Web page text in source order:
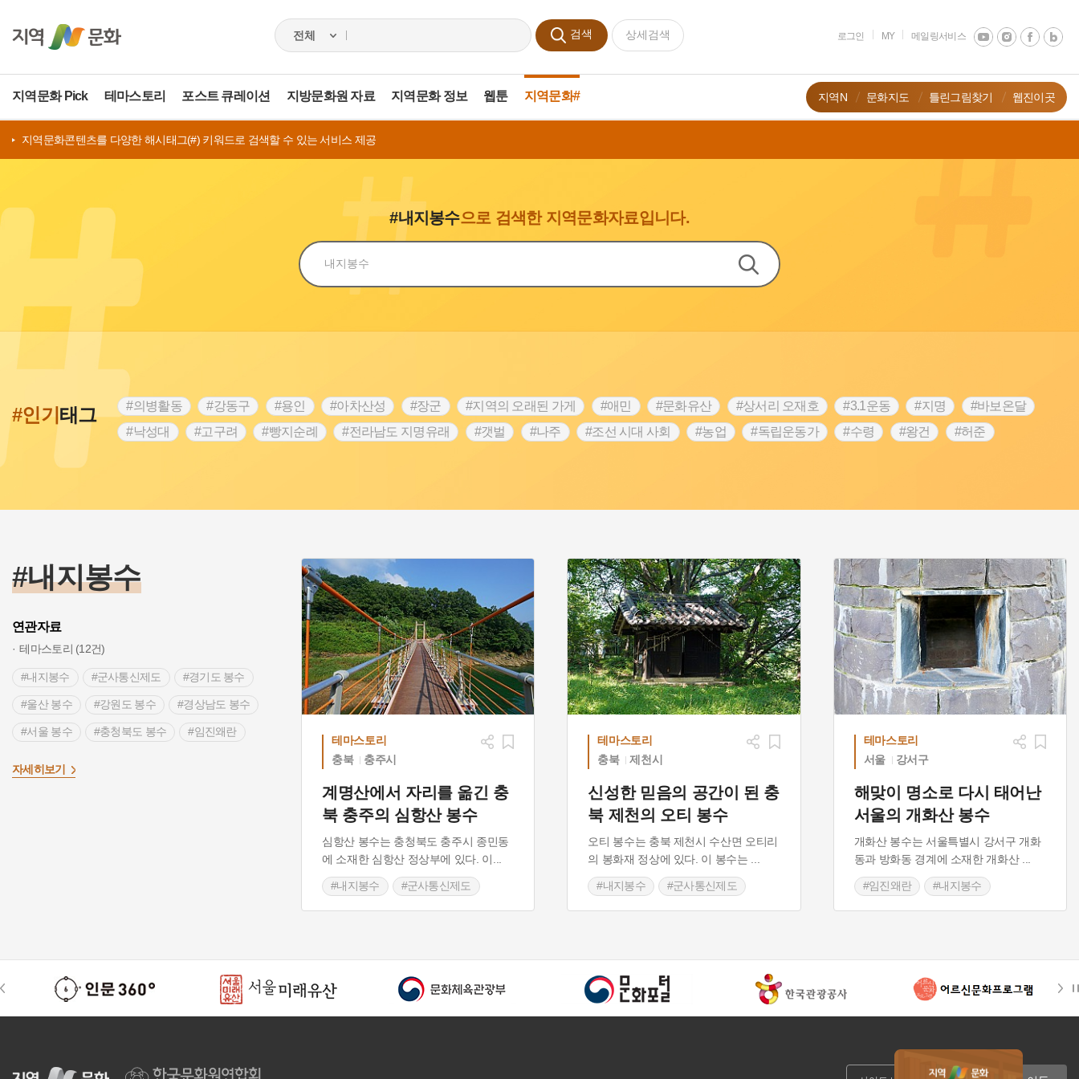
검색 상세검색 로그인 MY 메일링서비스
지역문화 Pick 테마스토리 포스트 큐레이션 지방문화원 자료 지역문화 정보 웹툰 지역문화# 지역N 문화지도 틀린그림찾기 웹진이곳
지역문화콘텐츠를 다양한 해시태그(#) 키워드로 검색할 수 있는 서비스 제공
#내지봉수으로 검색한 지역문화자료입니다.
검색
#인기태그 #의병활동 #강동구 #용인 #아차산성 #장군 #지역의 오래된 가게 #애민 #문화유산 #상서리 오재호 #3.1운동 #지명
#바보온달
#낙성대
#고구려 #빵지순례 #전라남도 지명유래 #갯벌 #나주 #조선 시대 사회 #농업 #독립운동가 #수령 #왕건
#허준
#블루리본
#전설 #조선시대 문신 #여성 독립운동가 #지역의 설화 #성곽 #어린이역사콘텐츠 #내시 #내성 #먼우금
#징채
#한의학 #동화 #임시의정원 #황해도 #산성 #박물관 #공예품 #영산포
#내지봉수
연관자료
테마스토리 (12건)
#내지봉수 #군사통신제도 #경기도 봉수
#울산 봉수 #강원도 봉수 #경상남도 봉수
#서울 봉수 #충청북도 봉수 #임진왜란
자세히보기
테마스토리
충북
충주시
계명산에서 자리를 옮긴 충
북 충주의 심항산 봉수
심항산 봉수는 충청북도 충주시 종민동
에 소재한 심항산 정상부에 있다. 이
#내지봉수 #군사통신제도
#충청북도 봉수
테마스토리
충북
제천시
신성한 믿음의 공간이 된 충
북 제천의 오티 봉수
오티 봉수는 충북 제천시 수산면 오티리
의 봉화재 정상에 있다. 이 봉수는
#내지봉수 #군사통신제도
#충청북도 봉수
테마스토리
서울
강서구
해맞이 명소로 다시 태어난
서울의 개화산 봉수
개화산 봉수는 서울특별시 강서구 개화
동과 방화동 경계에 소재한 개화산
#임진왜란 #내지봉수
#서울 봉수